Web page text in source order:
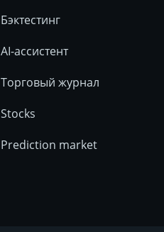
Бэктестинг
AI-ассистент
Торговый журнал
Stocks
Prediction market